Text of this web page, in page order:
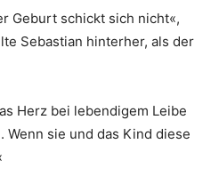
Geburt schickt sich nicht«,
Sebastian hinterher, als der
Herz bei lebendigem Leibe
sie und das Kind diese